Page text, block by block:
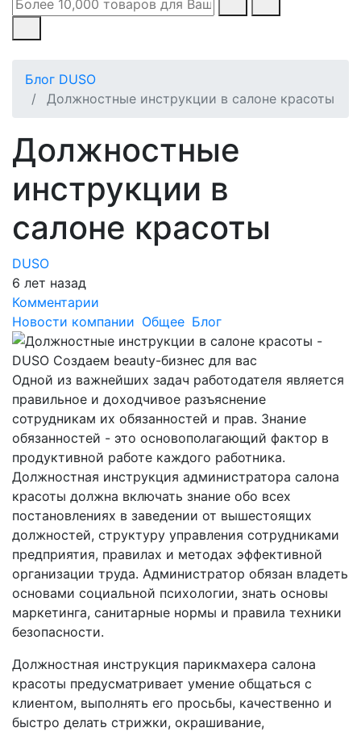
Блог DUSO
Должностные инструкции в салоне красоты
Должностные
инструкции в
салоне красоты
DUSO
6 лет назад
Комментарии
Новости компании Общее Блог
Одной из важнейших задач работодателя является
правильное и доходчивое разъяснение
сотрудникам их обязанностей и прав. Знание
обязанностей - это основополагающий фактор в
продуктивной работе каждого работника.
Должностная инструкция администратора салона
красоты должна включать знание обо всех
постановлениях в заведении от вышестоящих
должностей, структуру управления сотрудниками
предприятия, правилах и методах эффективной
организации труда. Администратор обязан владеть
основами социальной психологии, знать основы
маркетинга, санитарные нормы и правила техники
безопасности.
Должностная инструкция парикмахера салона
красоты предусматривает умение общаться с
клиентом, выполнять его просьбы, качественно и
быстро делать стрижки, окрашивание,